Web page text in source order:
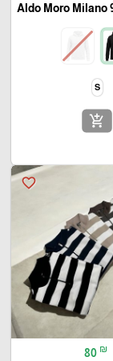
S
add_shopping_cart
favorite_border
80 ₪